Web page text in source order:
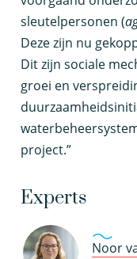
sleutelpersonen (
Deze zijn nu
Dit zijn sociale
groei en
project.”
Experts
Noor